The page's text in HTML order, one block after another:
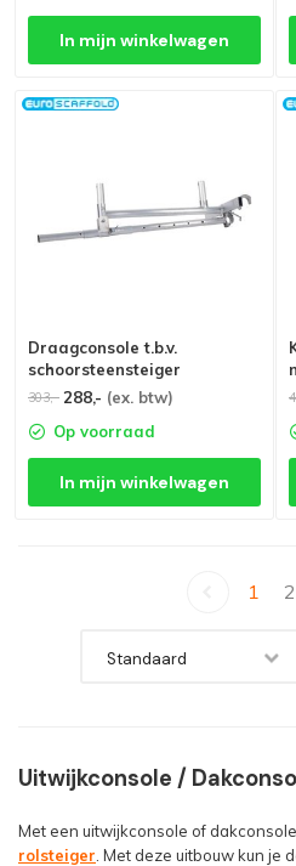
In mijn winkelwagen
Draagconsole t.b.v.
schoorsteensteiger
303,- 288,- (ex. btw)
Op voorraad
In mijn winkelwagen
1 2
Standaard
Uitwijkconsole /
Met een uitwijkconsole of
rolsteiger . Met deze uitbouw kun